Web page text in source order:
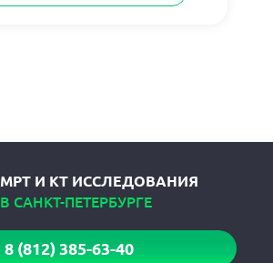
МРТ И КТ ИССЛЕДОВАНИЯ
В САНКТ-ПЕТЕРБУРГЕ
8 (812) 385-63-40